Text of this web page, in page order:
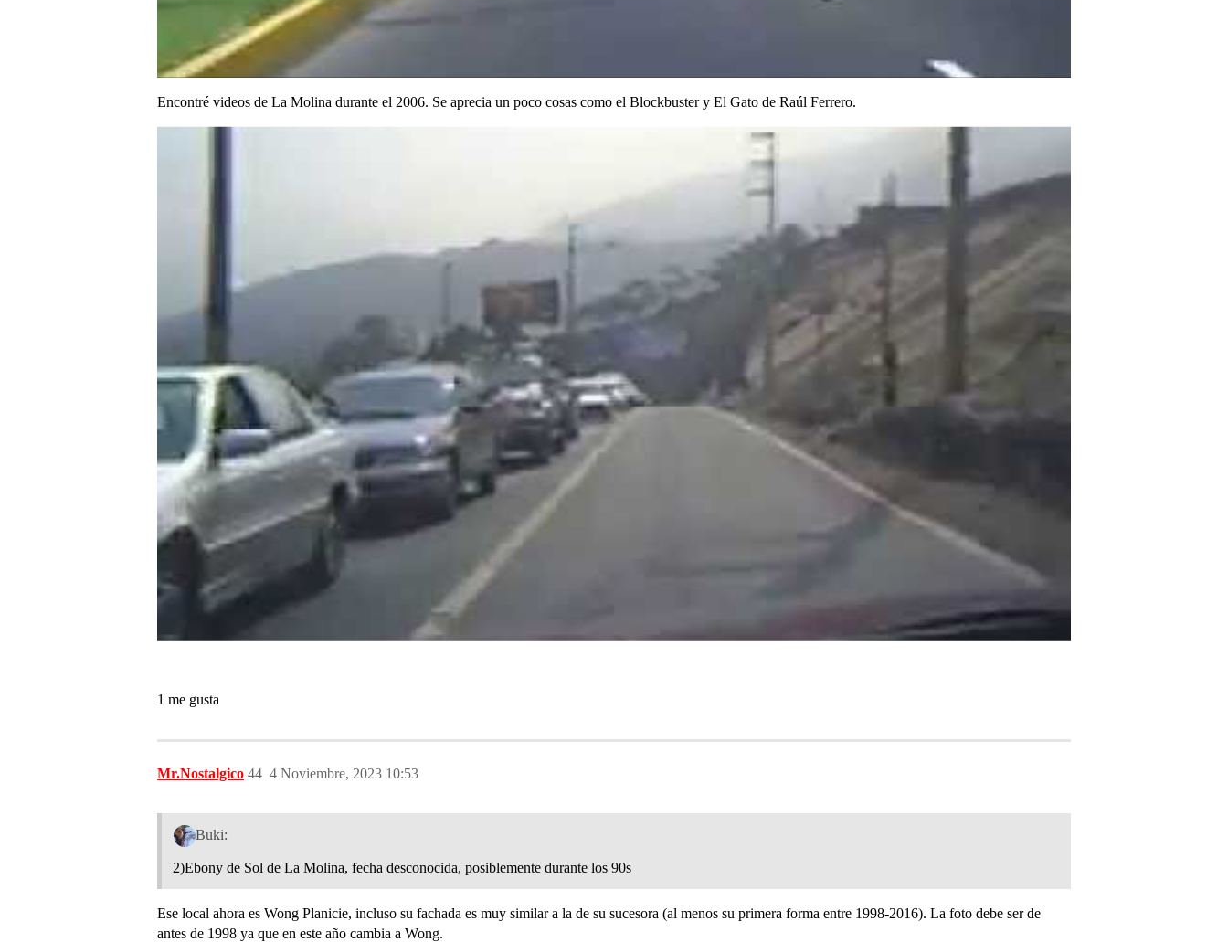
Encontré videos de La Molina durante el 2006. Se aprecia un poco cosas como el Blockbuster y El Gato de Raúl Ferrero.
1 me gusta
Mr.Nostalgico 4 Noviembre, 2023 10:53
44
Buki:
2)Ebony de Sol de La Molina, fecha desconocida, posiblemente durante los 90s
Ese local ahora es Wong Planicie, incluso su fachada es muy similar a la de su sucesora (al menos su primera forma entre 1998-2016). La foto debe ser de
antes de 1998 ya que en este año cambia a Wong.